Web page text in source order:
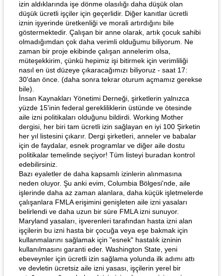
izin aldıklarında işe dönme olasılığı daha düşük olan
düşük ücretli işçiler için geçerlidir. Diğer kanıtlar ücretli
iznin işyerinde üretkenliği ve morali artırdığını bile
göstermektedir. Çalışan bir anne olarak, artık çocuk sahibi
olmadığımdan çok daha verimli olduğumu biliyorum. Ne
zaman bir proje ekibinde çalışan annelerim olsa,
müteşekkirim, çünkü hepimiz işi bitirmek için verimliliği
nasıl en üst düzeye çıkaracağımızı biliyoruz - saat 17:
30'dan önce. (daha sonra tekrar oturum açmamız gerekse
bile).
İnsan Kaynakları Yönetimi Derneği, şirketlerin yalnızca
yüzde 15'inin federal gerekliliklerin üstünde ve ötesinde
aile izni politikaları olduğunu bildirdi. Working Mother
dergisi, her biri tam ücretli izin sağlayan en iyi 100 Şirketin
her yıl listesini çıkarır. Dergi şirketleri, anneler ve babalar
için de faydalar, esnek programlar ve diğer aile dostu
politikalar temelinde seçiyor! Tüm listeyi buradan kontrol
edebilirsiniz.
Bazı eyaletler de daha kapsamlı izinlerin alınmasına
neden oluyor. Şu anki evim, Columbia Bölgesi'nde, aile
işlerinde daha az zaman alanlara, daha küçük işletmelerde
çalışanlara FMLA erişimini genişleten aile izni yasaları
belirlendi ve daha uzun bir süre FMLA izni sunuyor.
Maryland yasaları, işverenleri tarafından hasta izni alan
işçilerin bu izni hasta bir çocuğa veya eşe bakmak için
kullanmalarını sağlamak için "esnek" hastalık izninin
kullanılmasını garanti eder. Washington State, yeni
ebeveynler için ücretli izin sağlama yolunda ilk adımı attı
ve devletin ücretsiz aile izni yasası, işçilerin yerel bir